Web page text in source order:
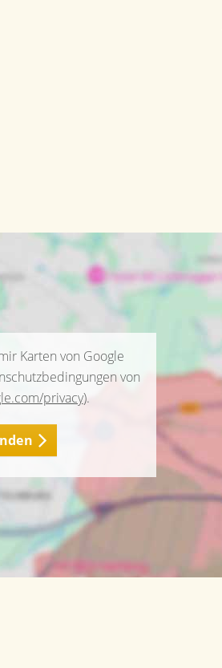
Karten von Google
von
privacy).